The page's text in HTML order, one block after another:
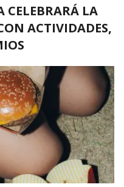
CELEBRARÁ LA
ACTIVIDADES,